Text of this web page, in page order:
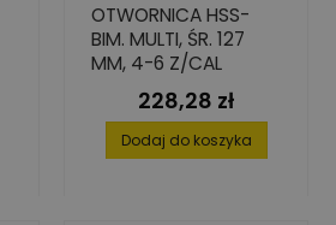
OTWORNICA HSS-
BIM. MULTI, ŚR. 127
MM, 4-6 Z/CAL
Cena
228,28 zł
Dodaj do koszyka